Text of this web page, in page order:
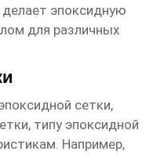
эпоксидную
для различных
сетки,
типу эпоксидной
Например,